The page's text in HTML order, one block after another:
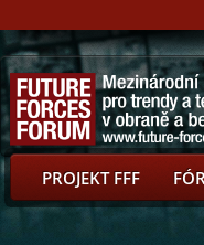
PROJEKT FFF